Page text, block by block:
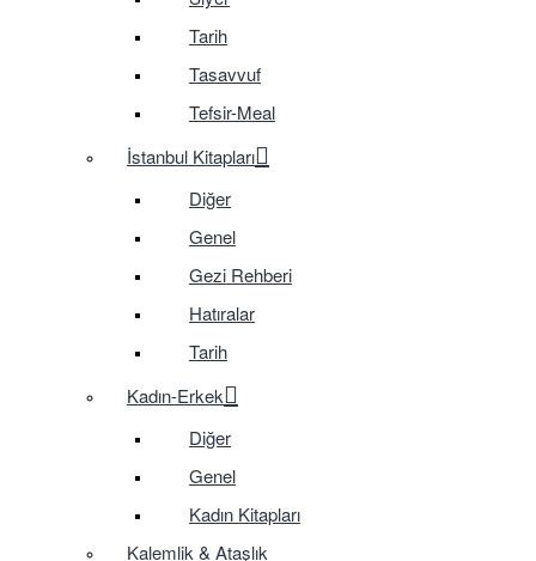
Tarih
Tasavvuf
Tefsir-Meal
İstanbul Kitapları
Diğer
Genel
Gezi Rehberi
Hatıralar
Tarih
Kadın-Erkek
Diğer
Genel
Kadın Kitapları
Kalemlik & Ataşlık